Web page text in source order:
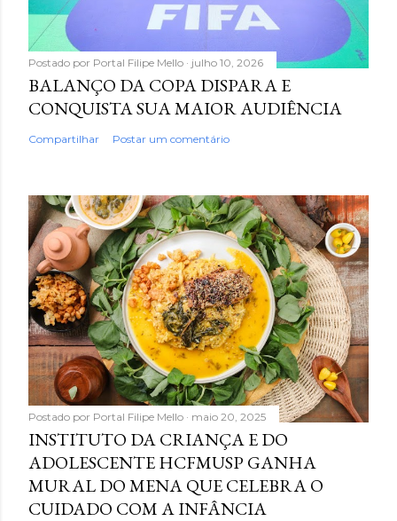
Postado por Portal Filipe Mello julho 10, 2026
BALANÇO DA COPA DISPARA E
CONQUISTA SUA MAIOR AUDIÊNCIA
Compartilhar Postar um comentário
Postado por Portal Filipe Mello maio 20, 2025
INSTITUTO DA CRIANÇA E DO
ADOLESCENTE HCFMUSP GANHA
MURAL DO MENA QUE CELEBRA O
CUIDADO COM A INFÂNCIA